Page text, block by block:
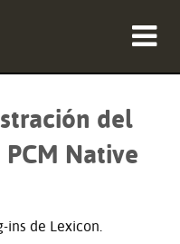
del
Native
ins de Lexicon.